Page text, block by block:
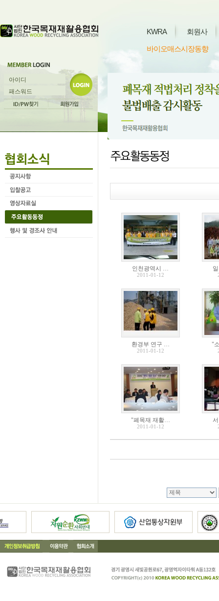
KWRA 회원사
바이오매스시장동향
인천광역시 …
2011-01-12
환경부 연구 …
2011-01-12
"
"폐목재 재활…
2011-01-12